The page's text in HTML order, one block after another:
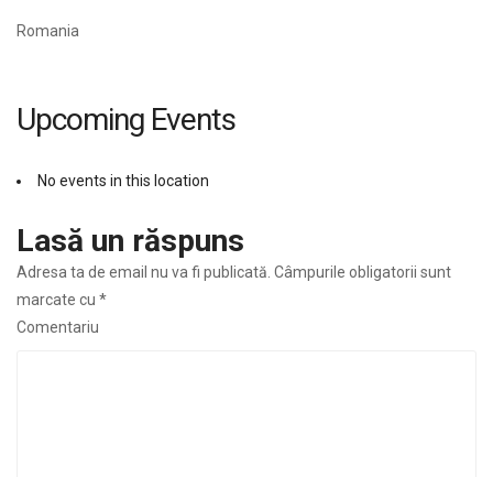
Romania
Upcoming Events
No events in this location
Lasă un răspuns
Adresa ta de email nu va fi publicată. Câmpurile obligatorii sunt
marcate cu *
Comentariu